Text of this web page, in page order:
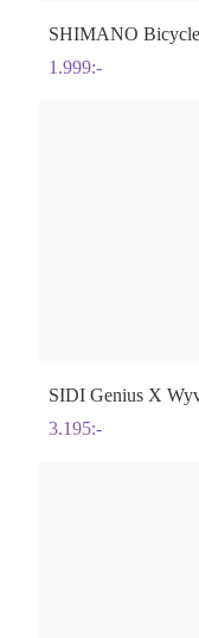
SHIMANO
1.999:-
SIDI Genius X
3.195:-